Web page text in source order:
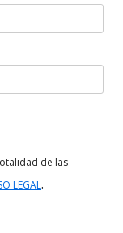
de las
LEGAL.